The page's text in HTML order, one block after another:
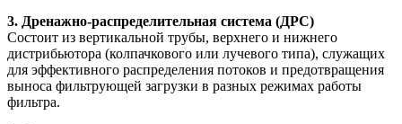
3. Дренажно-распределительная система (ДРС)
Состоит из вертикальной трубы, верхнего и нижнего
дистрибьютора (колпачкового или лучевого типа), служащих
для эффективного распределения потоков и предотвращения
выноса фильтрующей загрузки в разных режимах работы
фильтра.